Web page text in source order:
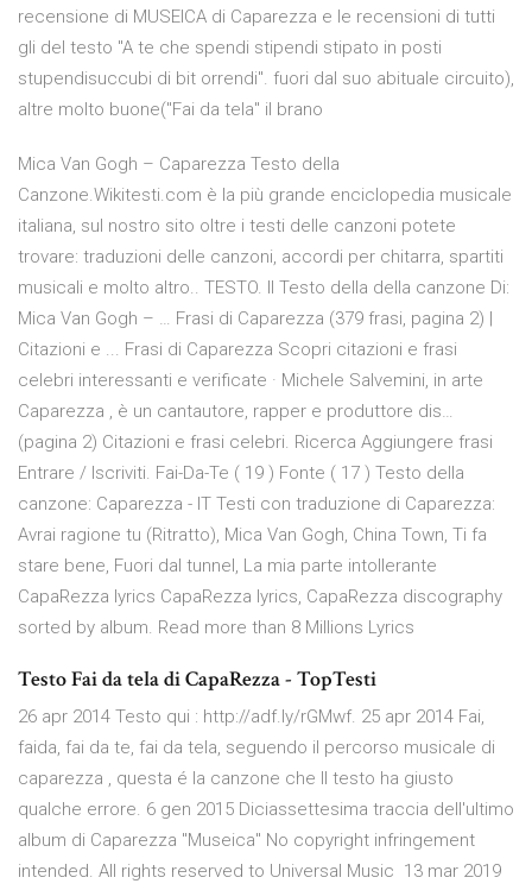
recensione di MUSEICA di Caparezza e le recensioni di tutti
gli del testo "A te che spendi stipendi stipato in posti
stupendisuccubi di bit orrendi". fuori dal suo abituale circuito),
altre molto buone("Fai da tela" il brano
Mica Van Gogh – Caparezza Testo della
Canzone.Wikitesti.com è la più grande enciclopedia musicale
italiana, sul nostro sito oltre i testi delle canzoni potete
trovare: traduzioni delle canzoni, accordi per chitarra, spartiti
musicali e molto altro.. TESTO. Il Testo della della canzone Di:
Mica Van Gogh – … Frasi di Caparezza (379 frasi, pagina 2) |
Citazioni e ... Frasi di Caparezza Scopri citazioni e frasi
celebri interessanti e verificate · Michele Salvemini, in arte
Caparezza , è un cantautore, rapper e produttore dis…
(pagina 2) Citazioni e frasi celebri. Ricerca Aggiungere frasi
Entrare / Iscriviti. Fai-Da-Te ( 19 ) Fonte ( 17 ) Testo della
canzone: Caparezza - IT Testi con traduzione di Caparezza:
Avrai ragione tu (Ritratto), Mica Van Gogh, China Town, Ti fa
stare bene, Fuori dal tunnel, La mia parte intollerante
CapaRezza lyrics CapaRezza lyrics, CapaRezza discography
sorted by album. Read more than 8 Millions Lyrics
Testo Fai da tela di CapaRezza - TopTesti
26 apr 2014 Testo qui : http://adf.ly/rGMwf. 25 apr 2014 Fai,
faida, fai da te, fai da tela, seguendo il percorso musicale di
caparezza , questa é la canzone che Il testo ha giusto
qualche errore. 6 gen 2015 Diciassettesima traccia dell'ultimo
album di Caparezza "Museica" No copyright infringement
intended. All rights reserved to Universal Music 13 mar 2019